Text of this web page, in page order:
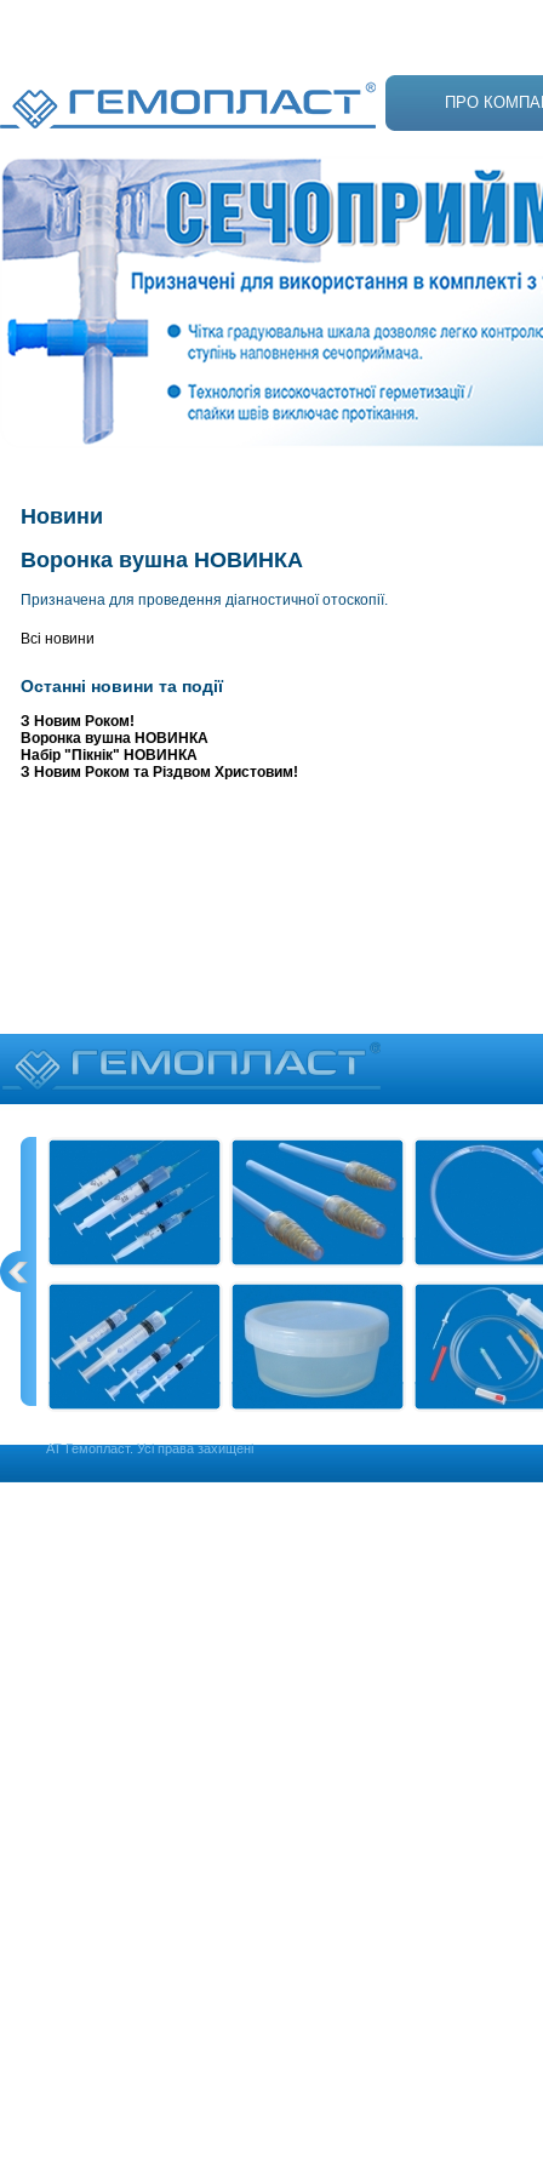
ПРО
Новини
Воронка вушна НОВИНКА
Призначена для проведення діагностичної отоскопії.
Всі новини
Останні новини та події
З Новим Роком!
Воронка вушна НОВИНКА
Набір "Пікнік" НОВИНКА
З Новим Роком та Різдвом Христовим!
АТ Гемопласт. Усі права захищені